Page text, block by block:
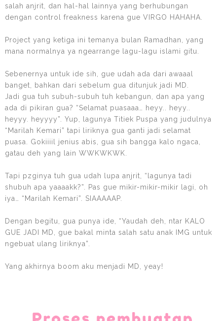
salah anjrit, dan hal-hal lainnya yang berhubungan
dengan control freakness karena gue VIRGO HAHAHA.
Project yang ketiga ini temanya bulan Ramadhan, yang
mana normalnya ya ngearrange lagu-lagu islami gitu.
Sebenernya untuk ide sih, gue udah ada dari awaaal
banget, bahkan dari sebelum gua ditunjuk jadi MD.
Jadi gua tuh subuh-subuh tuh kebangun, dan apa yang
ada di pikiran gua? “Selamat puasaaa… heyy.. heyy..
heyyy. heyyyy”. Yup, lagunya Titiek Puspa yang judulnya
“Marilah Kemari” tapi liriknya gua ganti jadi selamat
puasa. Gokiiiil jenius abis, gua sih bangga kalo ngaca,
gatau deh yang lain WWKWKWK.
Tapi pzginya tuh gua udah lupa anjrit, “lagunya tadi
shubuh apa yaaaakk?”. Pas gue mikir-mikir-mikir lagi, oh
iya… “Marilah Kemari”. SIAAAAAP.
Dengan begitu, gua punya ide, “Yaudah deh, ntar KALO
GUE JADI MD, gue bakal minta salah satu anak IMG untuk
ngebuat ulang liriknya”.
Yang akhirnya boom aku menjadi MD, yeay!